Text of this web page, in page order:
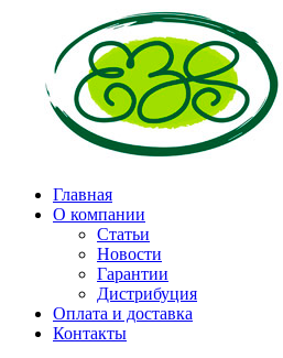
Главная
О компании
Статьи
Новости
Гарантии
Дистрибуция
Оплата и доставка
Контакты